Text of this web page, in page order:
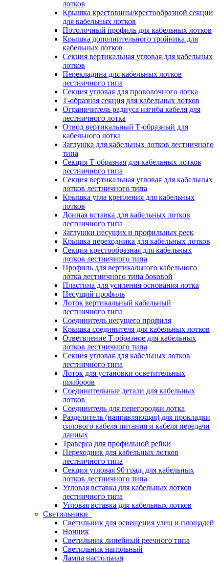
лотков
Крышка крестовины/крестообразной секции
для кабельных лотков
Потолочный профиль для кабельных лотков
Крышка дополнительного тройника для
кабельных лотков
Секция вертикальная угловая для кабельных
лотков
Перекладина для кабельных лотков
лестничного типа
Секция угловая для проволочного лотка
Т-образная секция для кабельных лотков
Ограничитель радиуса изгиба кабеля для
лестничного лотка
Отвод вертикальный Т-образный для
кабельного лотка
Заглушка для кабельных лотков лестничного
типа
Секция Т-образная для кабельных лотков
лестничного типа
Секция вертикальная угловая для кабельных
лотков лестничного типа
Крышка угла крепления для кабельных
лотков
Донная вставка для кабельных лотков
лестничного типа
Заглушки несущих и профильных реек
Крышка переходника для кабельных лотков
Секция крестообразная для кабельных
лотков лестничного типа
Профиль для вертикального кабельного
лотка лестничного типа боковой
Пластина для усиления основания лотка
Несущий профиль
Лоток вертикальный кабельный
лестничного типа
Соединитель несущего профиля
Крышка соединителя для кабельных лотков
Ответвление Т-образное для кабельных
лотков лестничного типа
Секция угловая для кабельных лотков
лестничного типа
Лоток для установки осветительных
приборов
Соединительные детали для кабельных
лотков
Соединитель для перегородки лотка
Разделитель (направляющая) для прокладки
силового кабеля питания и кабеля передачи
данных
Траверса для профильной рейки
Переходник для кабельных лотков
лестничного типа
Секция угловая 90 град. для кабельных
лотков лестничного типа
Угловая вставка для кабельных лотков
лестничного типа
Угловая вставка для кабельных лотков
Светильники
Светильник для освещения улиц и площадей
Ночник
Светильник линейный реечного типа
Светильник напольный
Лампа настольная